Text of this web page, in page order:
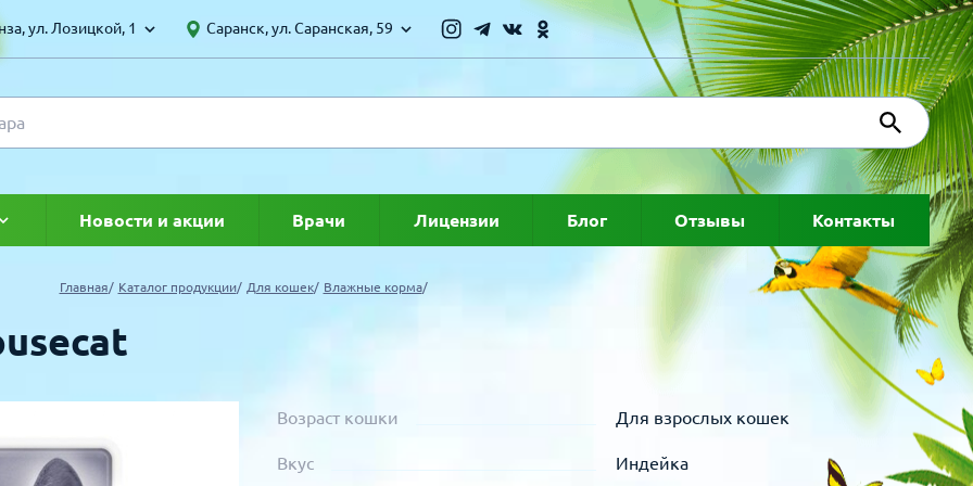
ул. Лозицкой, 1 Саранск, ул. Саранская, 59
Новости и акции Врачи Лицензии Блог Отзывы Контакты
Главная Каталог продукции Для кошек Влажные корма
Возраст кошки Для взрослых кошек
Вкус Индейка